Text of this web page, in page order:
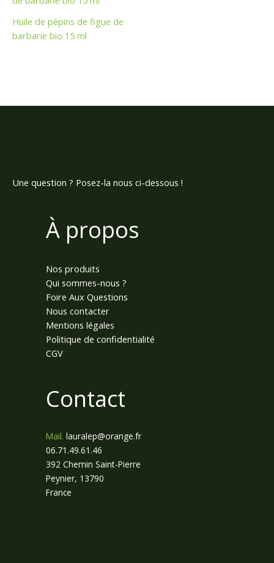
Huile de pépins de figue de
barbarie bio 15 ml
Une question ? Posez-la nous ci-dessous !
À propos
Nos produits
Qui sommes-nous ?
Foire Aux Questions
Nous contacter
Mentions légales
Politique de confidentialité
CGV
Contact
Mail. lauralep@orange.fr
06.71.49.61.46
392 Chemin Saint-Pierre
Peynier, 13790
France